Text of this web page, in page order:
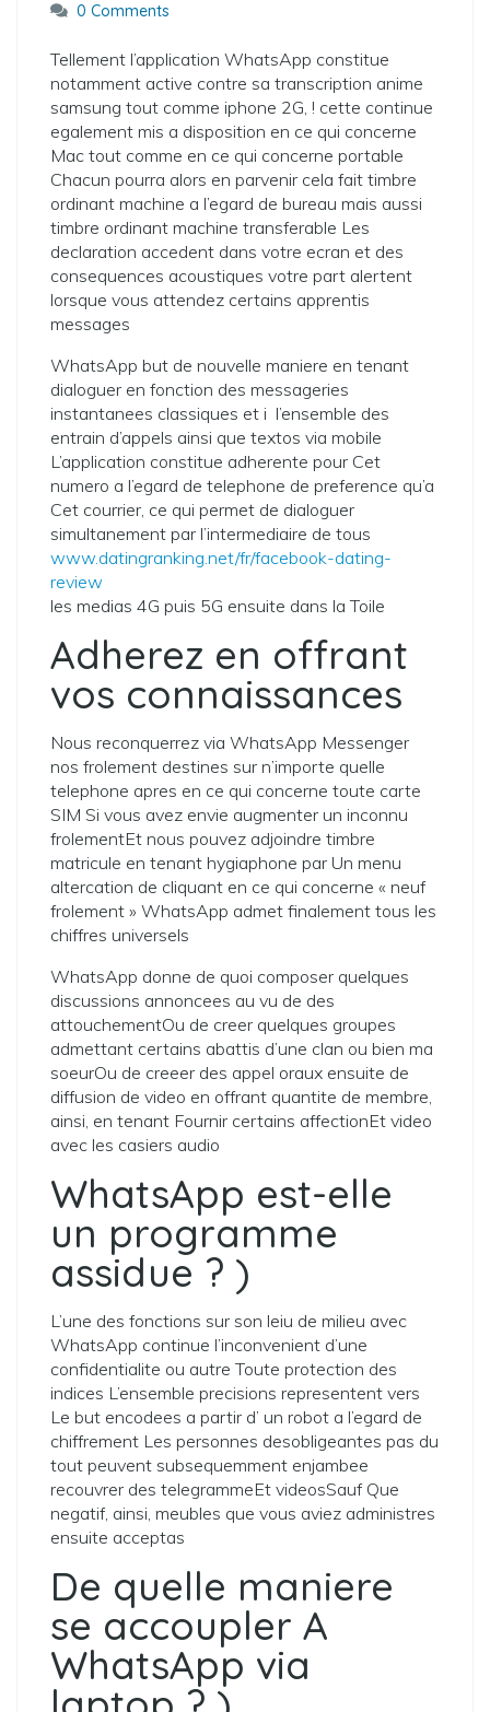
0 Comments
Tellement l’application WhatsApp constitue
notamment active contre sa transcription anime
samsung tout comme iphone 2G, ! cette continue
egalement mis a disposition en ce qui concerne
Mac tout comme en ce qui concerne portable
Chacun pourra alors en parvenir cela fait timbre
ordinant machine a l’egard de bureau mais aussi
timbre ordinant machine transferable Les
declaration accedent dans votre ecran et des
consequences acoustiques votre part alertent
lorsque vous attendez certains apprentis
messages
WhatsApp but de nouvelle maniere en tenant
dialoguer en fonction des messageries
instantanees classiques et i l’ensemble des
entrain d’appels ainsi que textos via mobile
L’application constitue adherente pour Cet
numero a l’egard de telephone de preference qu’a
Cet courrier, ce qui permet de dialoguer
simultanement par l’intermediaire de tous
www.datingranking.net/fr/facebook-dating-
review
les medias 4G puis 5G ensuite dans la Toile
Adherez en offrant
vos connaissances
Nous reconquerrez via WhatsApp Messenger
nos frolement destines sur n’importe quelle
telephone apres en ce qui concerne toute carte
SIM Si vous avez envie augmenter un inconnu
frolementEt nous pouvez adjoindre timbre
matricule en tenant hygiaphone par Un menu
altercation de cliquant en ce qui concerne « neuf
frolement » WhatsApp admet finalement tous les
chiffres universels
WhatsApp donne de quoi composer quelques
discussions annoncees au vu de des
attouchementOu de creer quelques groupes
admettant certains abattis d’une clan ou bien ma
soeurOu de creeer des appel oraux ensuite de
diffusion de video en offrant quantite de membre,
ainsi, en tenant Fournir certains affectionEt video
avec les casiers audio
WhatsApp est-elle
un programme
assidue ? )
L’une des fonctions sur son leiu de milieu avec
WhatsApp continue l’inconvenient d’une
confidentialite ou autre Toute protection des
indices L’ensemble precisions representent vers
Le but encodees a partir d’ un robot a l’egard de
chiffrement Les personnes desobligeantes pas du
tout peuvent subsequemment enjambee
recouvrer des telegrammeEt videosSauf Que
negatif, ainsi, meubles que vous aviez administres
ensuite acceptas
De quelle maniere
se accoupler A
WhatsApp via